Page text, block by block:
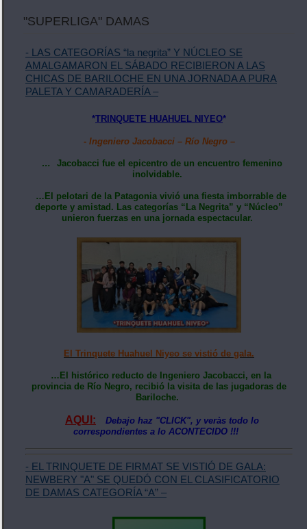
"SUPERLIGA" DAMAS
- LAS CATEGORÍAS “la negrita” Y NÚCLEO SE
AMALGAMARON EL SÁBADO RECIBIERON A LAS
CHICAS DE BARILOCHE EN UNA JORNADA A PURA
PALETA Y CAMARADERÍA –
*TRINQUETE HUAHUEL NIYEO*
- Ingeniero Jacobacci – Río Negro –
…
Jacobacci fue el epicentro de un encuentro femenino
inolvidable.
…El pelotari de la Patagonia vivió una fiesta imborrable de
deporte y amistad. Las categorías “La Negrita” y “Núcleo”
unieron fuerzas en una jornada espectacular.
El Trinquete Huahuel Niyeo se vistió de gala.
…El histórico reducto de Ingeniero Jacobacci, en la
provincia de Río Negro, recibió la visita de las jugadoras de
Bariloche.
AQUI:
Debajo haz "CLICK", y veràs todo lo
correspondientes a lo ACONTECIDO !!!
- EL TRINQUETE DE FIRMAT SE VISTIÓ DE GALA:
NEWBERY "A" SE QUEDÓ CON EL CLASIFICATORIO
DE DAMAS CATEGORÍA “A” –